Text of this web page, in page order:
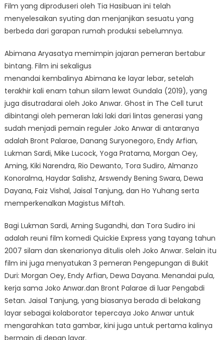
Film yang diproduseri oleh Tia Hasibuan ini telah
menyelesaikan syuting dan menjanjikan sesuatu yang
berbeda dari garapan rumah produksi sebelumnya.
Abimana Aryasatya memimpin jajaran pemeran bertabur
bintang. Film ini sekaligus
menandai kembalinya Abimana ke layar lebar, setelah
terakhir kali enam tahun silam lewat Gundala (2019), yang
juga disutradarai oleh Joko Anwar. Ghost in The Cell turut
dibintangi oleh pemeran laki laki dari lintas generasi yang
sudah menjadi pemain reguler Joko Anwar di antaranya
adalah Bront Palarae, Danang Suryonegoro, Endy Arfian,
Lukman Sardi, Mike Lucock, Yoga Pratama, Morgan Oey,
Aming, Kiki Narendra, Rio Dewanto, Tora Sudiro, Almanzo
Konoralma, Haydar Salishz, Arswendy Bening Swara, Dewa
Dayana, Faiz Vishal, Jaisal Tanjung, dan Ho Yuhang serta
memperkenalkan Magistus Miftah.
Bagi Lukman Sardi, Aming Sugandhi, dan Tora Sudiro ini
adalah reuni film komedi Quickie Express yang tayang tahun
2007 silam dan skenarionya ditulis oleh Joko Anwar. Selain itu
film ini juga menyatukan 3 pemeran Pengepungan di Bukit
Duri: Morgan Oey, Endy Arfian, Dewa Dayana. Menandai pula,
kerja sama Joko Anwar.dan Bront Palarae di luar Pengabdi
Setan. Jaisal Tanjung, yang biasanya berada di belakang
layar sebagai kolaborator tepercaya Joko Anwar untuk
mengarahkan tata gambar, kini juga untuk pertama kalinya
bermain di depan layar.